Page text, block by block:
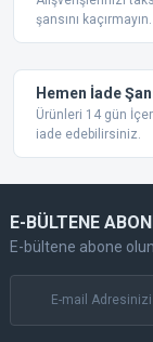
şansını kaçırmayın.
Hemen İade
Ürünleri 14 gün
iade edebilirsiniz.
E-BÜLTENE
E-bültene abone olun